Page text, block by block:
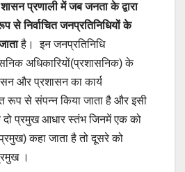
प्रणाली में जब जनता के द्वारा
से निर्वाचित जनप्रतिनिधियों के
है। इन जनप्रतिनिधि
अधिकारियों(प्रशासनिक) के
और प्रशासन का कार्य
रूप से संपन्न किया जाता है और इसी
प्रमुख आधार स्तंभ जिनमें एक को
प्रमुख) कहा जाता है तो दूसरे को
।